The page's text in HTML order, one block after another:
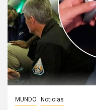
MUNDO Noticias